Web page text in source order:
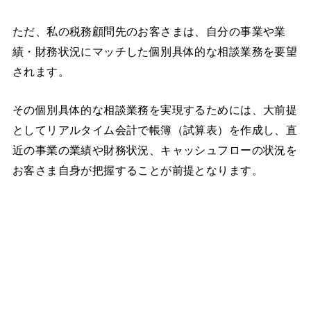
ただ、私の税務顧問先のお客さまは、自分の事業や業
績・財務状況にマッチした個別具体的な相談業務を要望
されます。
その個別具体的な相談業務を実現するためには、大前提
としてリアルタイム会計で帳簿（試算表）を作成し、直
近の事業の業績や財務状況、キャッシュフローの状況を
お客さま自身が把握することが前提となります。